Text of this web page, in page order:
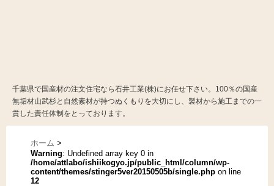
千葉県で国産材の注文住宅なら石井工業(株)にお任せ下さい。100％の国産
無垢材山武杉と自然素材が持つぬくもりを大切にし、製材から施工までの一
貫した責任体制をとっております。
ホーム >
Warning: Undefined array key 0 in
/home/attlabo/ishiikogyo.jp/public_html/column/wp-
content/themes/stinger5ver20150505b/single.php on line
12